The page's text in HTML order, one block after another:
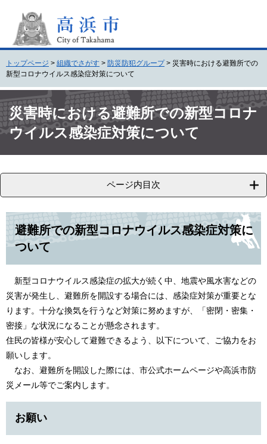
頭
。
飛
て
本
文
トップページ > 組織でさがす > 防災防犯グループ > 災害時における避難所での
新型コロナウイルス感染症対策について
文 災害時における避難所での新型コロナ
ウイルス感染症対策について
ページ内目次
避難所での新型コロナウイルス感染症対策に
ついて
新型コロナウイルス感染症の拡大が続く中、地震や風水害などの
災害が発生し、避難所を開設する場合には、感染症対策が重要とな
ります。十分な換気を行うなど対策に努めますが、「密閉・密集・
密接」な状況になることが懸念されます。
住民の皆様が安心して避難できるよう、以下について、ご協力をお
願いします。
なお、避難所を開設した際には、市公式ホームページや高浜市防
災メール等でご案内します。
お願い